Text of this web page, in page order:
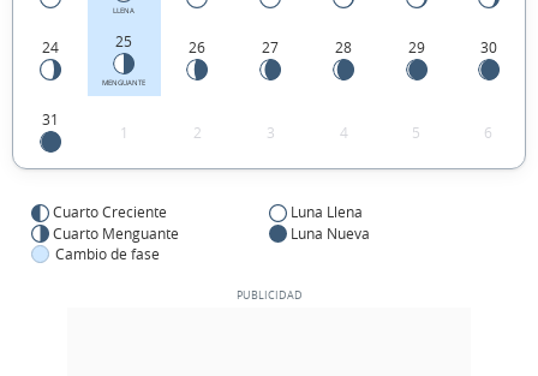
LLENA
24 25
MENGUANTE
26 27 28 29 30
31
1 2 3 4 5 6
Cuarto Creciente
Luna Llena
Cuarto Menguante
Luna Nueva
Cambio de fase